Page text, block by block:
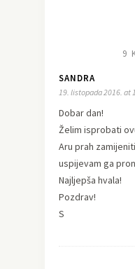
9
SANDRA
19. listopada 2016. at
Dobar dan!
Želim isprobati
Aru prah
uspijevam ga
Najljepša hvala!
Pozdrav!
S